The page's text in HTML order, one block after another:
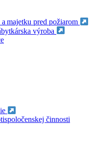
majetku pred požiarom
výroba
činnosti